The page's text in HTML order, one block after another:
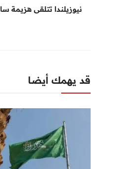
نيوزيلندا تتلقى هزيمة
قد يهمك أيضا